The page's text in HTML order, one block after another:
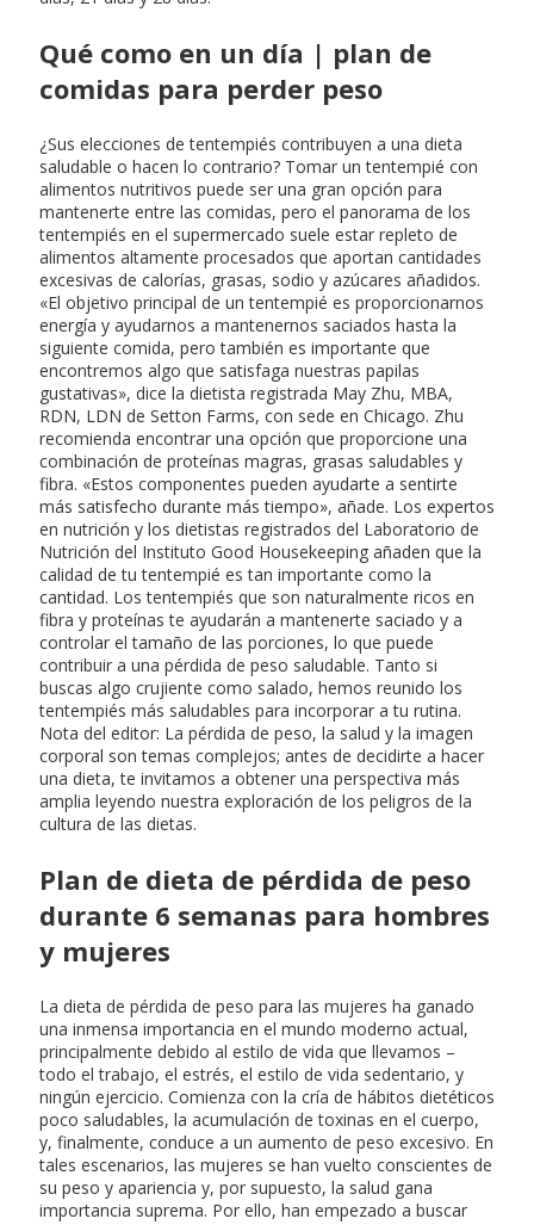
Qué como en un día | plan de
comidas para perder peso
¿Sus elecciones de tentempiés contribuyen a una dieta
saludable o hacen lo contrario? Tomar un tentempié con
alimentos nutritivos puede ser una gran opción para
mantenerte entre las comidas, pero el panorama de los
tentempiés en el supermercado suele estar repleto de
alimentos altamente procesados que aportan cantidades
excesivas de calorías, grasas, sodio y azúcares añadidos.
«El objetivo principal de un tentempié es proporcionarnos
energía y ayudarnos a mantenernos saciados hasta la
siguiente comida, pero también es importante que
encontremos algo que satisfaga nuestras papilas
gustativas», dice la dietista registrada May Zhu, MBA,
RDN, LDN de Setton Farms, con sede en Chicago. Zhu
recomienda encontrar una opción que proporcione una
combinación de proteínas magras, grasas saludables y
fibra. «Estos componentes pueden ayudarte a sentirte
más satisfecho durante más tiempo», añade. Los expertos
en nutrición y los dietistas registrados del Laboratorio de
Nutrición del Instituto Good Housekeeping añaden que la
calidad de tu tentempié es tan importante como la
cantidad. Los tentempiés que son naturalmente ricos en
fibra y proteínas te ayudarán a mantenerte saciado y a
controlar el tamaño de las porciones, lo que puede
contribuir a una pérdida de peso saludable. Tanto si
buscas algo crujiente como salado, hemos reunido los
tentempiés más saludables para incorporar a tu rutina.
Nota del editor: La pérdida de peso, la salud y la imagen
corporal son temas complejos; antes de decidirte a hacer
una dieta, te invitamos a obtener una perspectiva más
amplia leyendo nuestra exploración de los peligros de la
cultura de las dietas.
Plan de dieta de pérdida de peso
durante 6 semanas para hombres
y mujeres
La dieta de pérdida de peso para las mujeres ha ganado
una inmensa importancia en el mundo moderno actual,
principalmente debido al estilo de vida que llevamos –
todo el trabajo, el estrés, el estilo de vida sedentario, y
ningún ejercicio. Comienza con la cría de hábitos dietéticos
poco saludables, la acumulación de toxinas en el cuerpo,
y, finalmente, conduce a un aumento de peso excesivo. En
tales escenarios, las mujeres se han vuelto conscientes de
su peso y apariencia y, por supuesto, la salud gana
importancia suprema. Por ello, han empezado a buscar